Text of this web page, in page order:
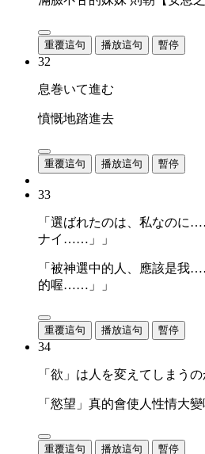
重覆這句 播放這句 暫停
32
息巻いて進む
憤慨地踏進去
重覆這句 播放這句 暫停
33
「選ばれたのは、私なのに
ナイ……」」
「被神選中的人、應該是我
的喔……」」
重覆這句 播放這句 暫停
34
「欲」は人を変えてしまうの
「慾望」真的會使人性情大變
重覆這句 播放這句 暫停